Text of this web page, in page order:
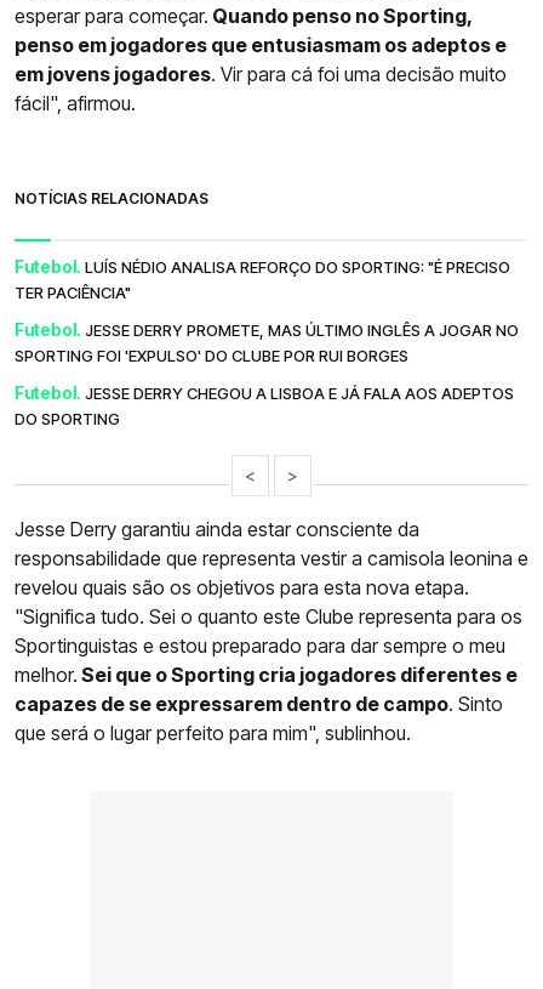
esperar para começar. Quando penso no Sporting,
penso em jogadores que entusiasmam os adeptos e
em jovens jogadores. Vir para cá foi uma decisão muito
fácil", afirmou.
NOTÍCIAS RELACIONADAS
Futebol. LUÍS NÉDIO ANALISA REFORÇO DO SPORTING: "É PRECISO
TER PACIÊNCIA"
Futebol. JESSE DERRY PROMETE, MAS ÚLTIMO INGLÊS A JOGAR NO
SPORTING FOI 'EXPULSO' DO CLUBE POR RUI BORGES
Futebol. JESSE DERRY CHEGOU A LISBOA E JÁ FALA AOS ADEPTOS
DO SPORTING
< >
Jesse Derry garantiu ainda estar consciente da
responsabilidade que representa vestir a camisola leonina e
revelou quais são os objetivos para esta nova etapa.
"Significa tudo. Sei o quanto este Clube representa para os
Sportinguistas e estou preparado para dar sempre o meu
melhor. Sei que o Sporting cria jogadores diferentes e
capazes de se expressarem dentro de campo. Sinto
que será o lugar perfeito para mim", sublinhou.